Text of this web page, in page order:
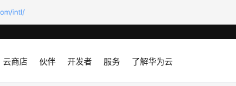
intl/
云商店 伙伴 开发者 服务 了解华为云